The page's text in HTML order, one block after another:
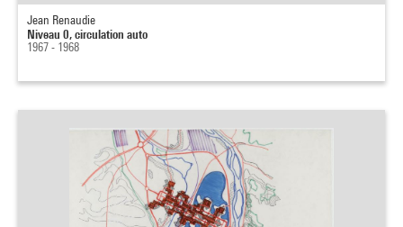
Jean Renaudie
Niveau 0, circulation auto
1967 - 1968